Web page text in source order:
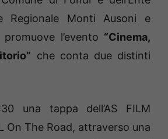
Regionale Monti Ausoni e
l’evento “Cinema,
che conta due distinti
una tappa dell’AS FILM
On The Road, attraverso una